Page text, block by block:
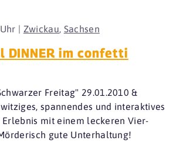
| Zwickau, Sachsen
DINNER im confetti
Freitag" 29.01.2010 &
spannendes und interaktives
Erlebnis mit einem leckeren Vier-
gute Unterhaltung!